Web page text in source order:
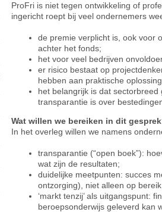
ProFri is niet tegen ontwikkeling of
ingericht roept bij veel ondernemers
de premie verplicht is, ook voor
achter het fonds;
het voor veel bedrijven
er risico bestaat op
hebben aan praktische
het belangrijk is dat
transparantie is over
Wat willen we bereiken in dit
In het overleg willen we namens
transparantie (“open boek”):
wat zijn de resultaten;
duidelijke meetpunten: succes
ontzorging), niet alleen op
‘markt tenzij’ als uitgangspunt:
beroepsonderwijs geleverd kan